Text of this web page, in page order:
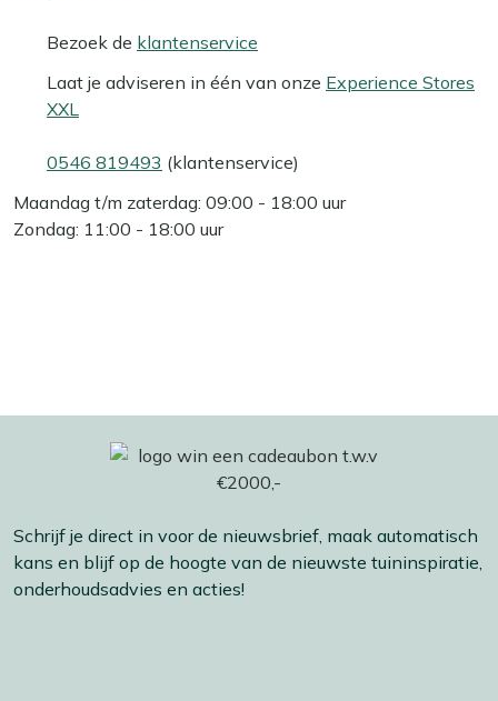
Bezoek de klantenservice
Laat je adviseren in één van onze Experience Stores
XXL
0546 819493 (klantenservice)
Maandag t/m zaterdag: 09:00 - 18:00 uur
Zondag: 11:00 - 18:00 uur
Schrijf je direct in voor de nieuwsbrief, maak automatisch
kans en blijf op de hoogte van de nieuwste tuininspiratie,
onderhoudsadvies en acties!